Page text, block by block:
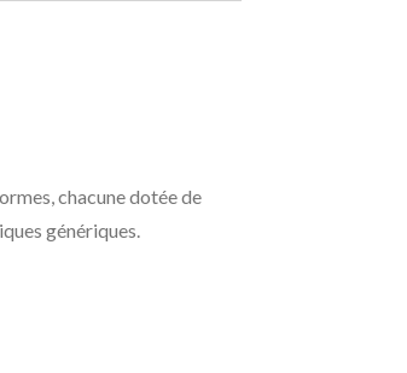
chacune dotée de
génériques.